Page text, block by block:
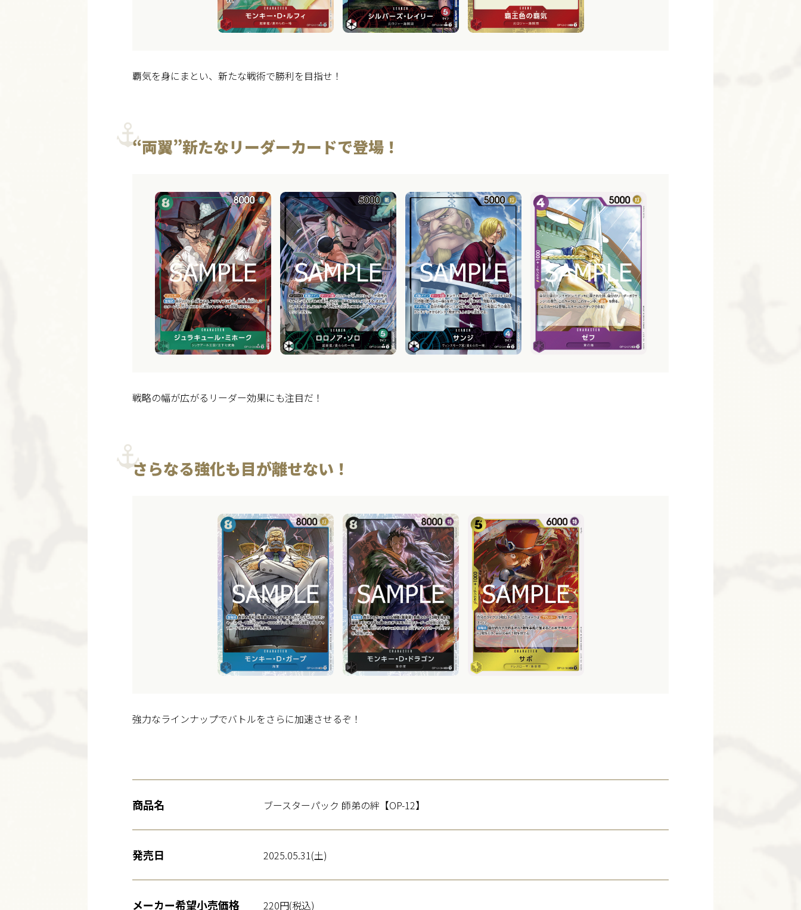
覇気を身にまとい、新たな戦術で勝利を目指せ！
“両翼”新たなリーダーカードで登場！
戦略の幅が広がるリーダー効果にも注目だ！
さらなる強化も目が離せない！
強力なラインナップでバトルをさらに加速させるぞ！
商品名 ブースターパック 師弟の絆【OP-12】
発売日 2025.05.31(土)
メーカー希望小売価格 220円(税込)